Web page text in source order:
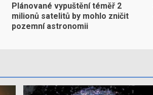
Plánované vypuštění téměř 2
milionů satelitů by mohlo zničit
pozemní astronomii